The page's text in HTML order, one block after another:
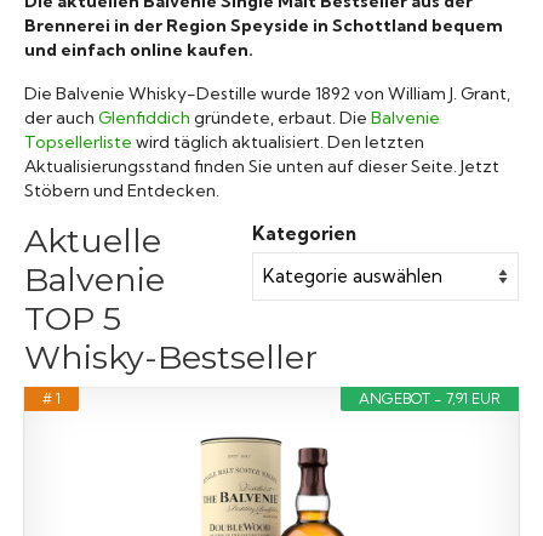
Brennerei in der Region Speyside in Schottland bequem
und einfach online kaufen.
Die Balvenie Whisky-Destille wurde 1892 von William J. Grant,
der auch Glenfiddich gründete, erbaut. Die Balvenie
Topsellerliste wird täglich aktualisiert. Den letzten
Aktualisierungsstand finden Sie unten auf dieser Seite. Jetzt
Stöbern und Entdecken.
Kategorien
Aktuelle
Balvenie
TOP 5
Whisky-Bestseller
ANGEBOT - 7,91 EUR
# 1